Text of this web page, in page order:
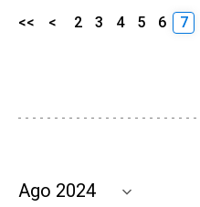
<< < 2 3 4 5 6 7